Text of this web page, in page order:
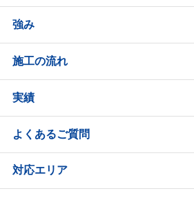
強み
施工の流れ
実績
よくあるご質問
対応エリア